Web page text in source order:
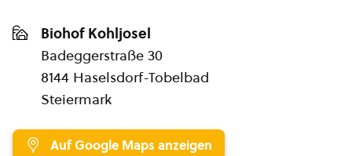
Biohof Kohljosel
Badeggerstraße 30
8144 Haselsdorf-Tobelbad
Steiermark
Auf Google Maps anzeigen